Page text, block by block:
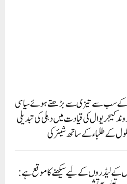
آتشی نے عالمی قیادت پروگرام کے تحت وارٹن
اسکول، یونیورسٹی آف پنسلوانیا کے 30 ایم بی اے طلباء کے ساتھ بات چیت کی۔ عالمی
کے بارے میں بحث پر وزیر تعلیم آتشی نے وزیر
بارے میں شیئر کیا گیا۔ بحث میں، وزیر تعلیم آتشی